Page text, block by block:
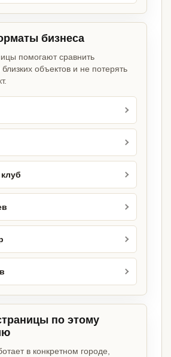
бизнеса
помогают сравнить
объектов и не потерять
по этому
в конкретном городе,